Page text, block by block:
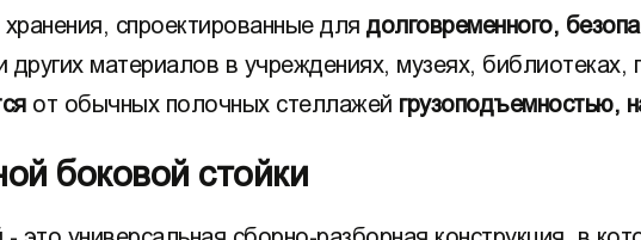
спроектированные для долговременного,
других материалов в учреждениях, музеях, библиотеках,
от обычных полочных стеллажей грузоподъемностью,
боковой стойки